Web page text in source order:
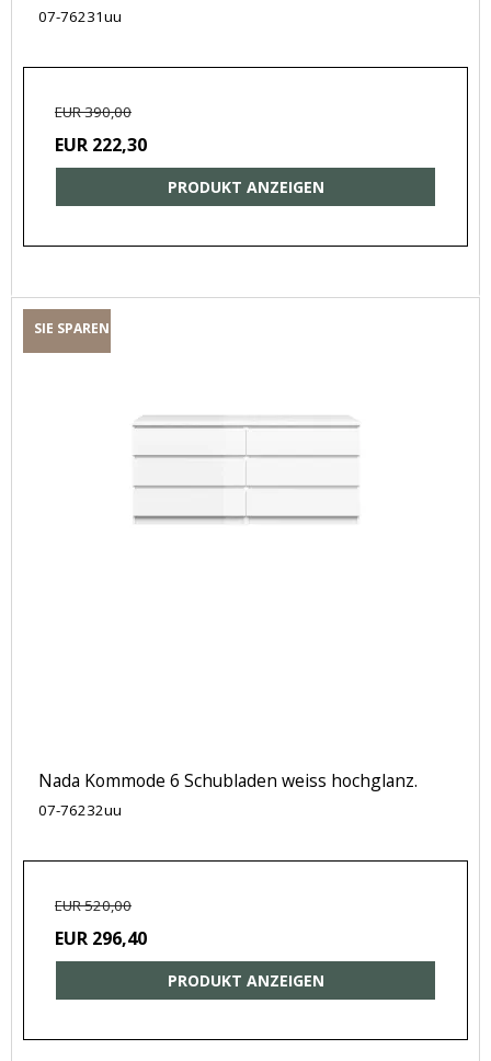
07-76231uu
EUR 390,00
EUR 222,30
PRODUKT ANZEIGEN
SIE SPAREN
Nada Kommode 6 Schubladen weiss hochglanz.
07-76232uu
EUR 520,00
EUR 296,40
PRODUKT ANZEIGEN